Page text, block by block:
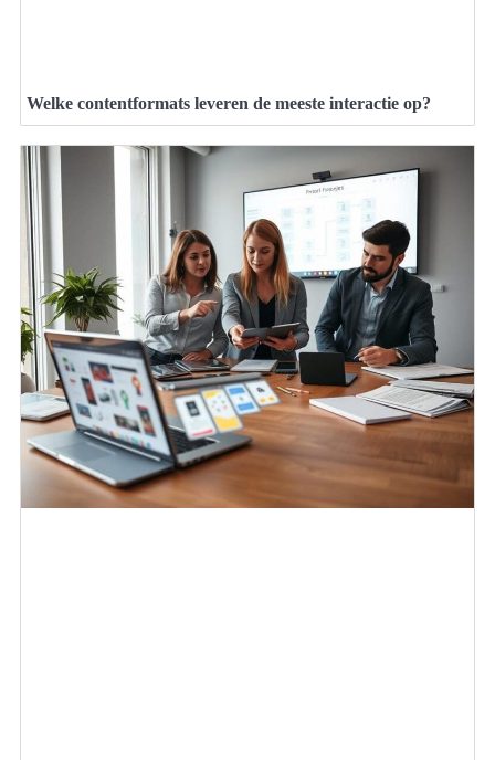
Welke contentformats leveren de meeste interactie op?